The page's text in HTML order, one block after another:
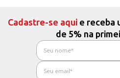
Cadastre-se aqui e receba
de 5% na